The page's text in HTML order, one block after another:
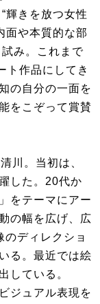
輝きを放つ女性
面や本質的な部
み。これまで
ト作品にしてき
の自分の一面を
をこぞって賞賛
川。当初は、
した。20代か
をテーマにアー
の幅を広げ、広
ディレクショ
る。最近では絵
している。
ジュアル表現を